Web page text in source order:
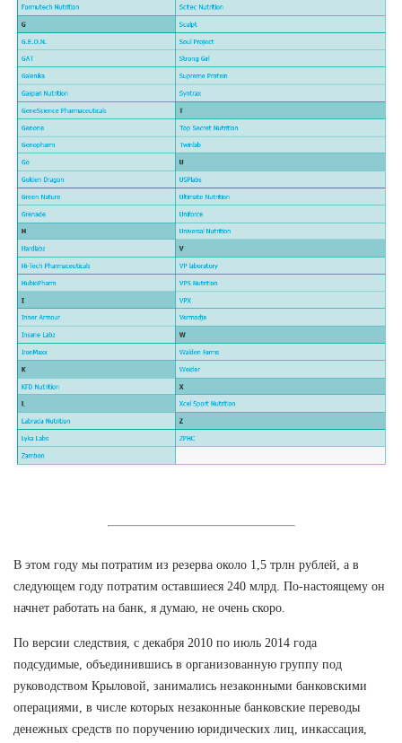
В этом году мы потратим из резерва около 1,5 трлн рублей, а в
следующем году потратим оставшиеся 240 млрд. По-настоящему он
начнет работать на банк, я думаю, не очень скоро.
По версии следствия, с декабря 2010 по июль 2014 года
подсудимые, объединившись в организованную группу под
руководством Крыловой, занимались незаконными банковскими
операциями, в числе которых незаконные банковские переводы
денежных средств по поручению юридических лиц, инкассация,